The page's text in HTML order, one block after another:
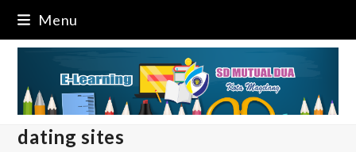
content
Menu
dating sites